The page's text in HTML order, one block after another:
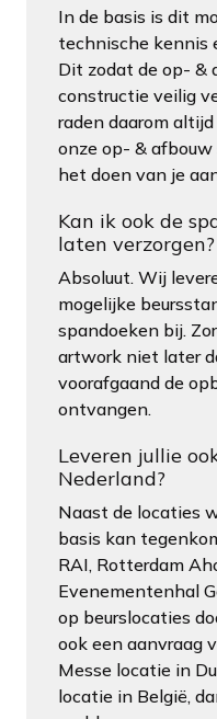
In de basis is dit
technische kennis
Dit zodat de op- &
constructie veilig
raden daarom
onze op- & afbouw
het doen van je
Kan ik ook de
laten verzorgen?
Absoluut. Wij
mogelijke
spandoeken bij.
artwork niet later
voorafgaand de
ontvangen.
Leveren jullie
Nederland?
Naast de locaties
basis kan
RAI, Rotterdam
Evenementenhal
op beurslocaties
ook een aanvraag
Messe locatie in
locatie in België,